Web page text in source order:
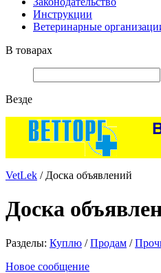
Инструкции
Ветеринарные
В товарах
Везде
VetLek / Доска объявлений
Доска
Разделы: Куплю /Продам /
Новое сообщение